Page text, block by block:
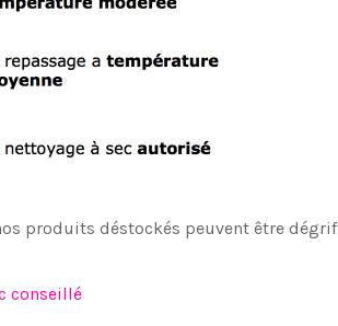
produits déstockés peuvent être
conseillé